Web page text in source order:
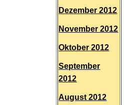
Dezember 2012
November 2012
Oktober 2012
September
2012
August 2012